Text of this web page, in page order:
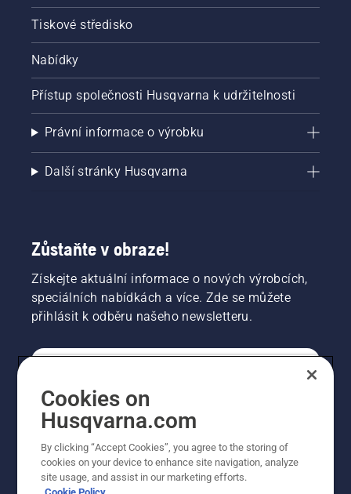
Tiskové středisko
Nabídky
Přístup společnosti Husqvarna k udržitelnosti
Právní informace o výrobku
Další stránky Husqvarna
Zůstaňte v obraze!
Získejte aktuální informace o nových výrobcích,
speciálních nabídkách a více. Zde se můžete
přihlásit k odběru našeho newsletteru.
PROFESIONÁLNÍ
Cookies on
Husqvarna.com
By clicking “Accept Cookies”, you agree to the storing of
cookies on your device to enhance site navigation, analyze
site usage, and assist in our marketing efforts.